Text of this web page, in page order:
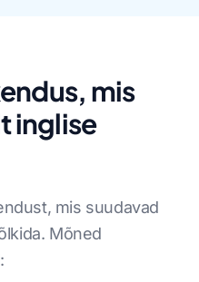
mis
inglise
mis suudavad
Mõned